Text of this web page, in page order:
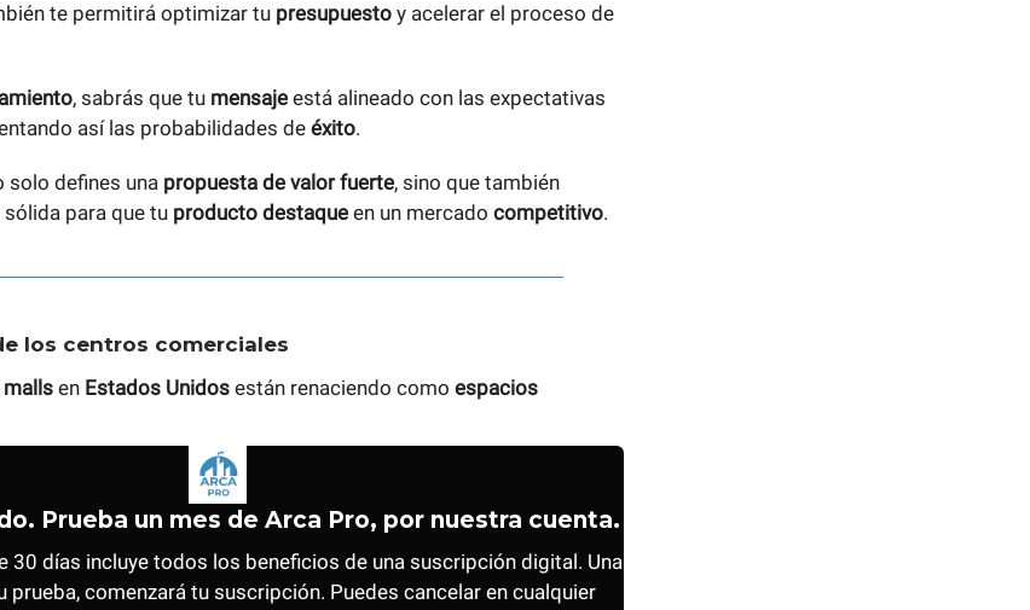
te permitirá optimizar tu presupuesto y acelerar el proceso de
, sabrás que tu mensaje está alineado con las expectativas
así las probabilidades deéxito.
solo defines una propuesta de valor fuerte, sino que también
para que tu producto destaque en un mercado competitivo.
los centros comerciales
malls en Estados Unidos están renaciendo como espacios
Prueba un mes de Arca Pro, por nuestra cuenta.
30 días incluye todos los beneficios de una suscripción digital. Una
prueba, comenzará tu suscripción. Puedes cancelar en cualquier